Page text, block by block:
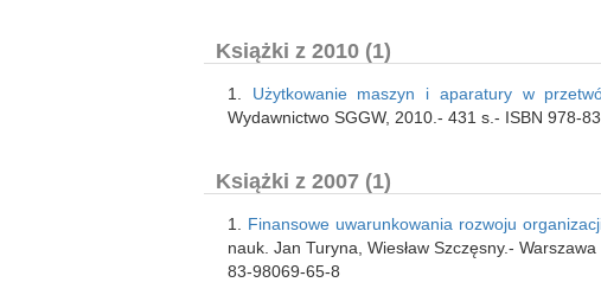
Książki z 2010 (1)
1. Użytkowanie maszyn i aparatury w
Wydawnictwo SGGW, 2010.- 431 s.- ISBN 978-
Książki z 2007 (1)
1. Finansowe uwarunkowania rozwoju
nauk. Jan Turyna, Wiesław Szczęsny.-
83-98069-65-8